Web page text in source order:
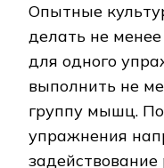
Опытные
делать не
для одного
выполнить не
группу мышц.
упражнения